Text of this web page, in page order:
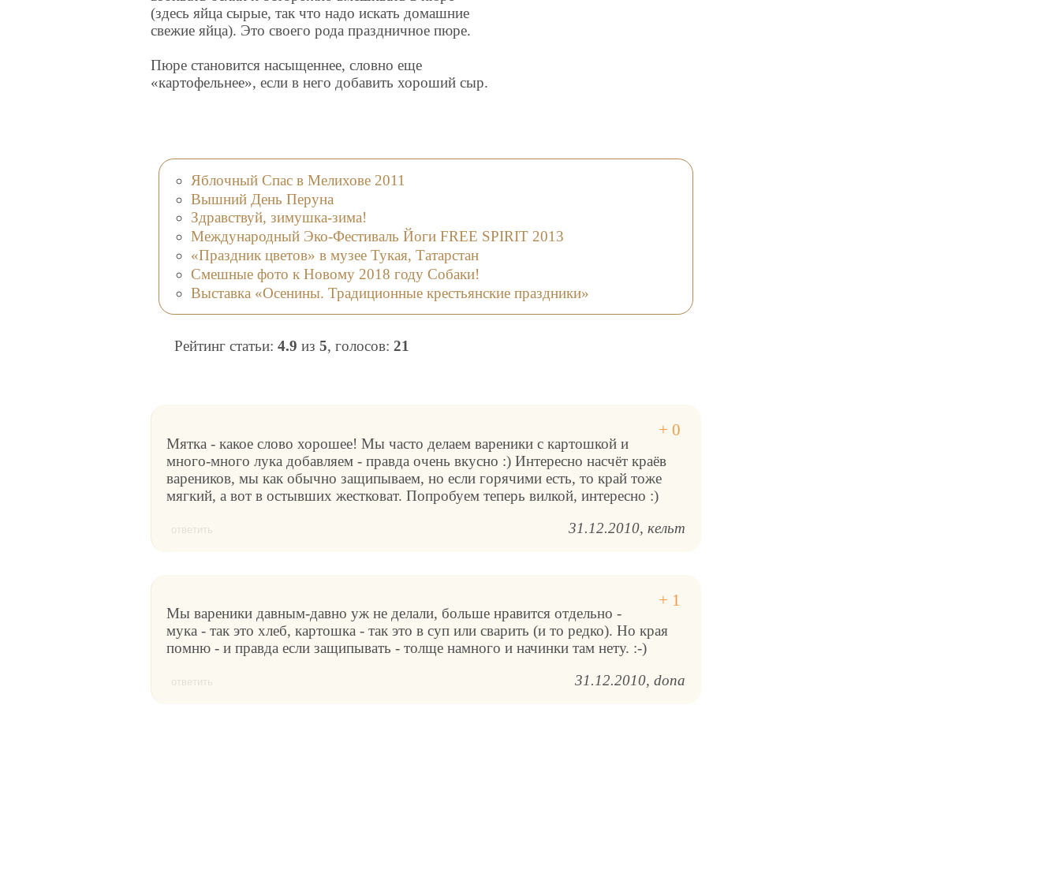
(здесь яйца сырые, так что надо искать домашние
свежие яйца). Это своего рода праздничное пюре.
Пюре становится насыщеннее, словно еще
«картофельнее», если в него добавить хороший сыр.
Яблочный Спас в Мелихове 2011
Вышний День Перуна
Здравствуй, зимушка-зима!
Международный Эко-Фестиваль Йоги FREE SPIRIT 2013
«Праздник цветов» в музее Тукая, Татарстан
Смешные фото к Новому 2018 году Собаки!
Выставка «Осенины. Традиционные крестьянские праздники»
Рейтинг статьи: 4.9 из 5, голосов: 21
Мятка - какое слово хорошее! Мы часто делаем вареники с картошкой и
много-много лука добавляем - правда очень вкусно :) Интересно насчёт краёв
вареников, мы как обычно защипываем, но если горячими есть, то край тоже
мягкий, а вот в остывших жестковат. Попробуем теперь вилкой, интересно :)
ответить 31.12.2010 кельт
Мы вареники давным-давно уж не делали, больше нравится отдельно -
мука - так это хлеб, картошка - так это в суп или сварить (и то редко). Но края
помню - и правда если защипывать - толще намного и начинки там нету. :-)
ответить 31.12.2010 dona